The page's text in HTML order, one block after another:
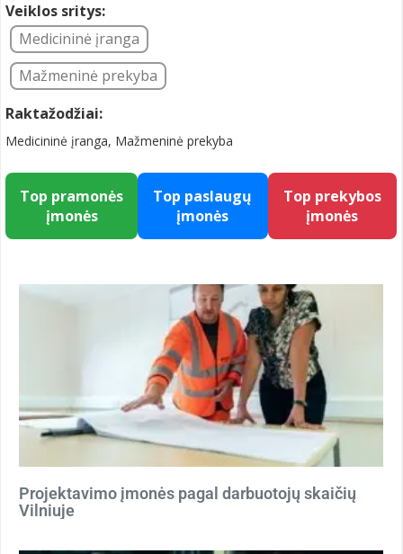
Veiklos sritys:
Medicininė įranga
Mažmeninė prekyba
Raktažodžiai:
Medicininė įranga, Mažmeninė prekyba
Top pramonės
įmonės
Top paslaugų
įmonės
Top prekybos
įmonės
Projektavimo įmonės pagal darbuotojų skaičių
Vilniuje